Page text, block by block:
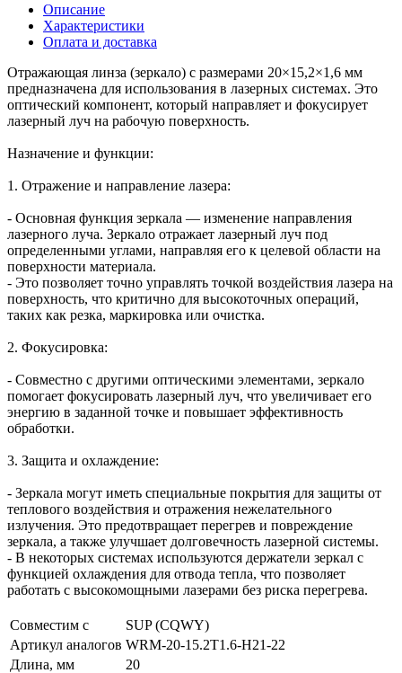
Описание
Характеристики
Оплата и доставка
Отражающая линза (зеркало) с размерами 20×15,2×1,6 мм
предназначена для использования в лазерных системах. Это
оптический компонент, который направляет и фокусирует
лазерный луч на рабочую поверхность.
Назначение и функции:
1. Отражение и направление лазера:
- Основная функция зеркала — изменение направления
лазерного луча. Зеркало отражает лазерный луч под
определенными углами, направляя его к целевой области на
поверхности материала.
- Это позволяет точно управлять точкой воздействия лазера на
поверхность, что критично для высокоточных операций,
таких как резка, маркировка или очистка.
2. Фокусировка:
- Совместно с другими оптическими элементами, зеркало
помогает фокусировать лазерный луч, что увеличивает его
энергию в заданной точке и повышает эффективность
обработки.
3. Защита и охлаждение:
- Зеркала могут иметь специальные покрытия для защиты от
теплового воздействия и отражения нежелательного
излучения. Это предотвращает перегрев и повреждение
зеркала, а также улучшает долговечность лазерной системы.
- В некоторых системах используются держатели зеркал с
функцией охлаждения для отвода тепла, что позволяет
работать с высокомощными лазерами без риска перегрева.
Совместим с
SUP (CQWY)
Артикул аналогов WRM-20-15.2T1.6-H21-22
Длина, мм
20